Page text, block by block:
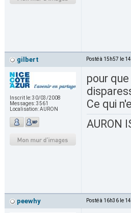
gilbert Posté à 15h57 le
Inscrit le:30/03/2008
Messages:3561
Localisation:AURON
pour
Ce qui
AURON
peewhy Posté à 16h36 le